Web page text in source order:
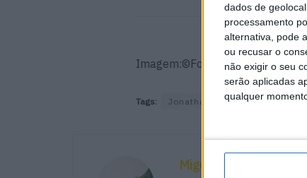
dados de
processamento
alternativa, pode
ou recusar o
não exigir o seu
serão aplicadas
qualquer
Imagem:©Foto: Randy van
Tags: Jonathan Rea Toprak
Miguel Fragoso